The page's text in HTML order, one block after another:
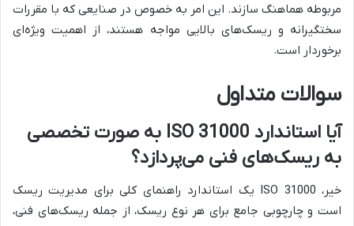
مربوطه هماهنگ سازند. این امر به خصوص در صنایعی که با مقررات
سختگیرانه و ریسک‌های بالایی مواجه هستند، از اهمیت ویژه‌ای
برخوردار است.
سوالات متداول
آیا استاندارد ISO 31000 به صورت تخصصی
به ریسک‌های فنی می‌پردازد؟
خیر، ISO 31000 یک استاندارد راهنمای کلی برای مدیریت ریسک
است و چارچوبی جامع برای هر نوع ریسک، از جمله ریسک‌های فنی،